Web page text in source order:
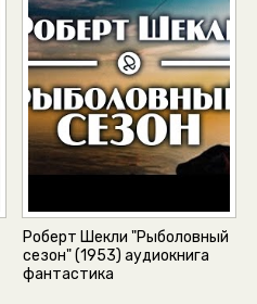
Роберт Шекли "Рыболовный
сезон" (1953) аудиокнига
фантастика